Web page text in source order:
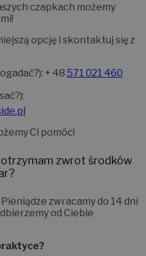
czapkach możemy
opcję i skontaktuj się z
+ 48 571 021 460
Ci pomóc!
zwrot środków
Pieniądze zwracamy do 14 dni
od Ciebie